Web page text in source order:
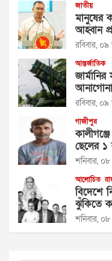
জাতীয়
মানুষের
আহ্বান
রবিবার,
আন্তর্জাতিক
আনাগোনা
রবিবার,
গাজীপুর
ছেলের ১
শনিবার,
আলোচিত
বিদেশে
ঝুঁকিতে
শনিবার,